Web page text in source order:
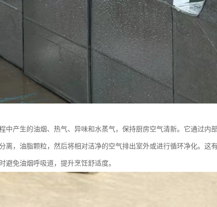
中产生的油烟、热气、异味和水蒸气，保持厨房空气清新。它通过内
离，油脂颗粒，然后将相对洁净的空气排出室外或进行循环净化。这
避免油烟呼吸道，提升烹饪舒适度。